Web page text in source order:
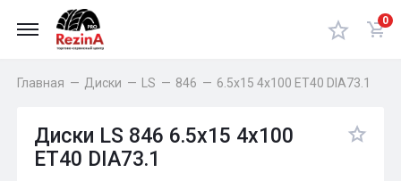
0
Главная — Диски — LS — 846 — 6.5x15 4x100 ET40 DIA73.1
Диски LS 846 6.5x15 4x100
ET40 DIA73.1